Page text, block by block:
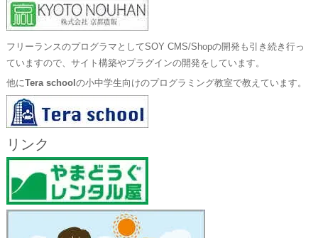
フリーランスのプログラマとしてSOY CMS/Shopの開発も引き続き行っ
ていますので、サイト構築やプラグインの開発をしています。
他にTera school の小中学生向けのプログラミング教室で教えています。
リンク